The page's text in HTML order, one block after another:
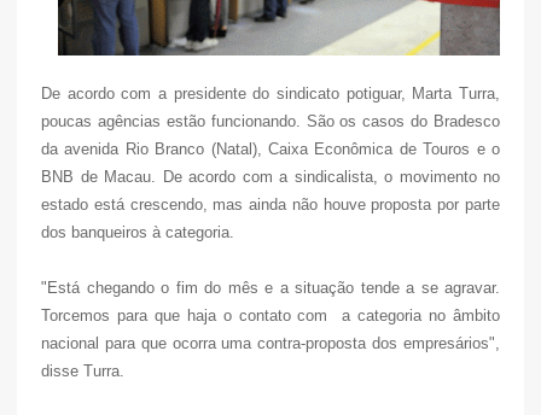
De acordo com a presidente do sindicato potiguar, Marta Turra,
poucas agências estão funcionando. São os casos do Bradesco
da avenida Rio Branco (Natal), Caixa Econômica de Touros e o
BNB de Macau. De acordo com a sindicalista, o movimento no
estado está crescendo, mas ainda não houve proposta por parte
dos banqueiros à categoria.
"Está chegando o fim do mês e a situação tende a se agravar.
Torcemos para que haja o contato com a categoria no âmbito
nacional para que ocorra uma contra-proposta dos empresários",
disse Turra.